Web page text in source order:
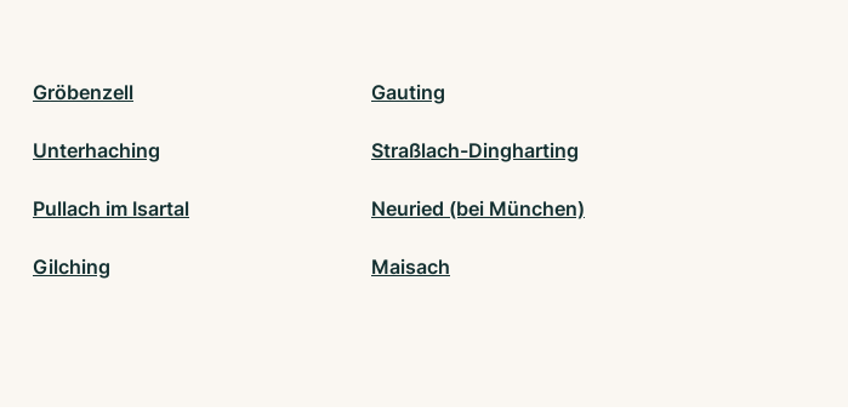
Gröbenzell Gauting
Unterhaching Straßlach-Dingharting
Pullach im Isartal Neuried (bei München)
Gilching Maisach